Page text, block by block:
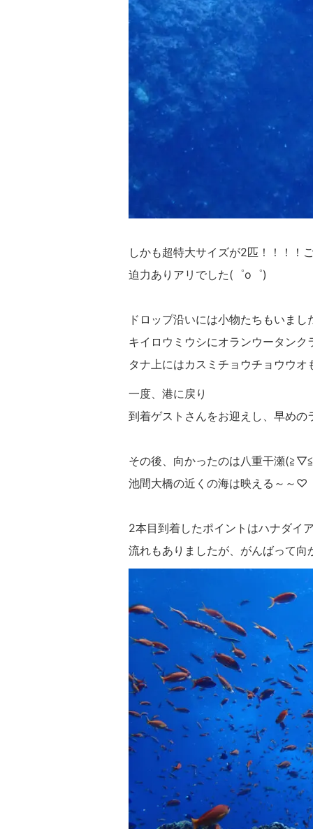
しかも超特大サイズが2匹！！！！
迫力ありアリでした(゜o゜)
ドロップ沿いには小物たちもいまし
キイロウミウシにオランウータン
タナ上にはカスミチョウチョウウ
一度、港に戻り
到着ゲストさんをお迎えし、早めの
その後、向かったのは八重干瀬
池間大橋の近くの海は映える～～♡
2本目到着したポイントはハナダイ
流れもありましたが、がんばって